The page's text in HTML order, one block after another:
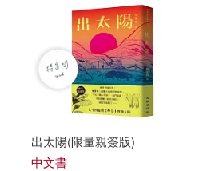
出太陽(限量親簽版)
中文書